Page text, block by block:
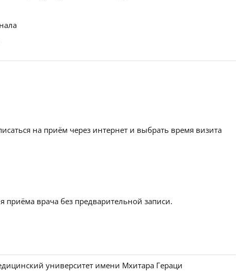
на приём через интернет и выбрать время визита
врача без предварительной записи.
университет имени Мхитара Гераци